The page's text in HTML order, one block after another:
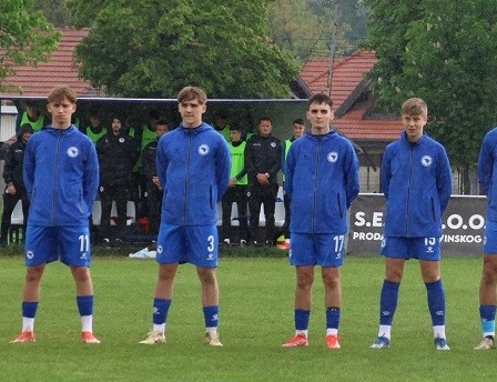
U-16 BIH
14:59, 06.05.2024
Počele pripreme U16 reprezentacija
za turnir!
Autor:
Redakcija
14:59, 06.05.2024